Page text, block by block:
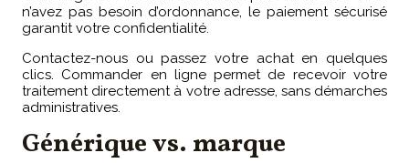
n’avez pas besoin d’ordonnance, le paiement sécurisé
garantit votre confidentialité.
Contactez-nous ou passez votre achat en quelques
clics. Commander en ligne permet de recevoir votre
traitement directement à votre adresse, sans démarches
administratives.
Générique vs. marque